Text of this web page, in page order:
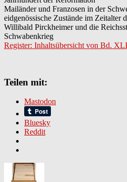
Mailänder und Franzosen in der
eidgenössische Zustände im Zeitalter
Willibald Pirckheimer und die
Schwabenkrieg
Register: Inhaltsübersicht von Bd.
Teilen mit:
Mastodon
Bluesky
Reddit